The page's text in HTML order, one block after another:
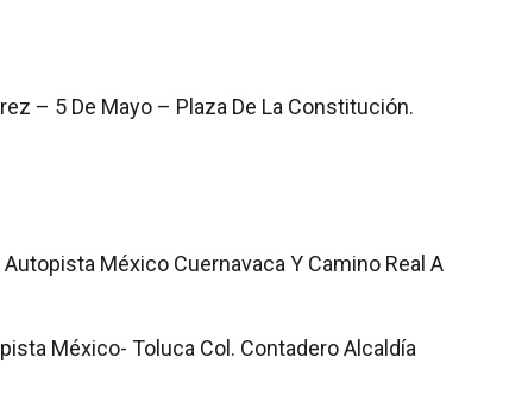
– 5 De Mayo – Plaza De La Constitución.
México Cuernavaca Y Camino Real A
México- Toluca Col. Contadero Alcaldía